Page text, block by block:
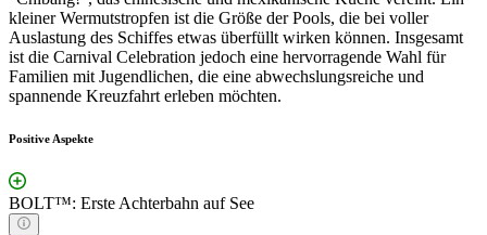
kleiner Wermutstropfen ist die Größe der Pools, die bei voller
Auslastung des Schiffes etwas überfüllt wirken können. Insgesamt
ist die Carnival Celebration jedoch eine hervorragende Wahl für
Familien mit Jugendlichen, die eine abwechslungsreiche und
spannende Kreuzfahrt erleben möchten.
Positive Aspekte
BOLT™: Erste Achterbahn auf See